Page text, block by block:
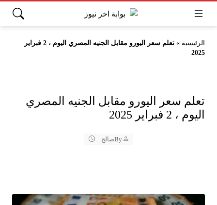
الرئيسية »
تعلم سعر اليورو مقابل الجنيه المصري اليوم ، 2 فبراير
2025
تعلم سعر اليورو مقابل الجنيه المصري
اليوم ، 2 فبراير 2025
Byصالح